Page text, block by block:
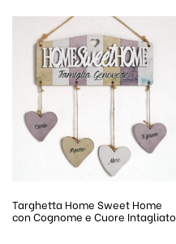
Targhetta Home Sweet Home
con Cognome e Cuore Intagliato